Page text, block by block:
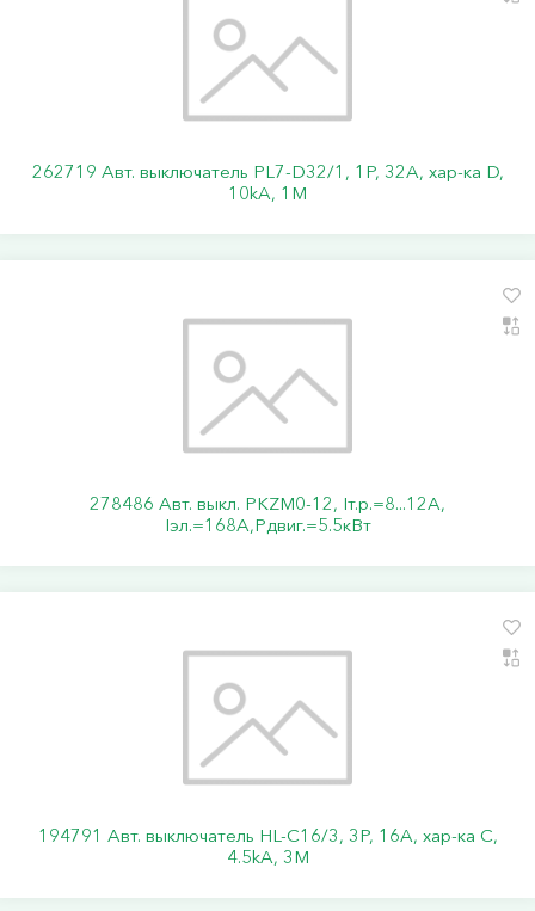
262719 Авт. выключатель PL7-D32/1, 1P, 32A, хар-ка D,
10kA, 1M
278486 Авт. выкл. PKZM0-12, Iт.р.=8...12А,
Iэл.=168А,Pдвиг.=5.5кВт
194791 Авт. выключатель HL-C16/3, 3P, 16A, хар-ка C,
4.5kA, 3M